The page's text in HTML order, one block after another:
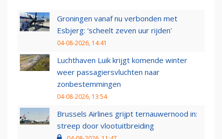
Groningen vanaf nu verbonden met
Esbjerg: 'scheelt zeven uur rijden'
04-08-2026, 14:41
Luchthaven Luik krijgt komende winter
weer passagiersvluchten naar
zonbestemmingen
04-08-2026, 13:54
Brussels Airlines grijpt ternauwernood in:
streep door vlootuitbreiding